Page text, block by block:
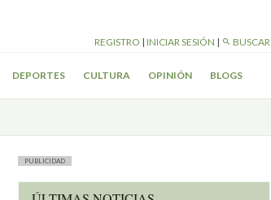
REGISTRO | INICIAR SESIÓN | BUSCAR
DEPORTES CULTURA OPINIÓN BLOGS
PUBLICIDAD